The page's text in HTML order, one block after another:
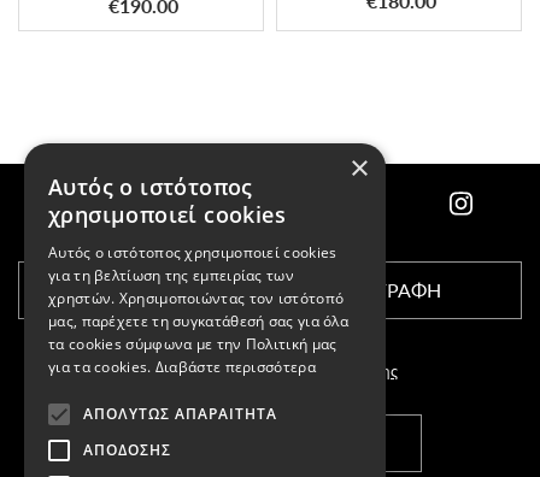
ΕΓΓΡΑΦΗ
Αποδέχομαι τους όρους χρήσης
×
Αυτός ο ιστότοπος
χρησιμοποιεί cookies
Αυτός ο ιστότοπος χρησιμοποιεί cookies
για τη βελτίωση της εμπειρίας των
χρηστών. Χρησιμοποιώντας τον ιστότοπό
μας, παρέχετε τη συγκατάθεσή σας για όλα
τα cookies σύμφωνα με την Πολιτική μας
για τα cookies. Διαβάστε περισσότερα
ΑΠΟΛΎΤΩΣ ΑΠΑΡΑΊΤΗΤΑ
ΑΠΌΔΟΣΗΣ